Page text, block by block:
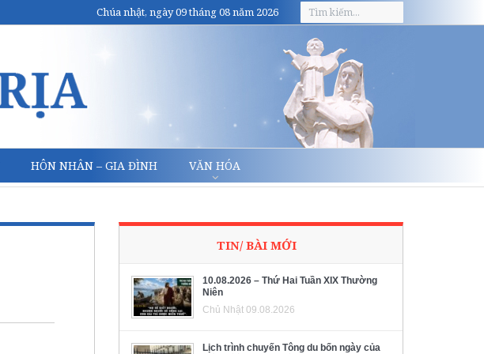
Chúa nhật, ngày 09 tháng 08 năm 2026
HÔN NHÂN – GIA ĐÌNH VĂN HÓA
TIN/ BÀI MỚI
10.08.2026 – Thứ Hai Tuần XIX Thường
Niên
Chủ Nhật 09.08.2026
Lịch trình chuyến Tông du bốn ngày của